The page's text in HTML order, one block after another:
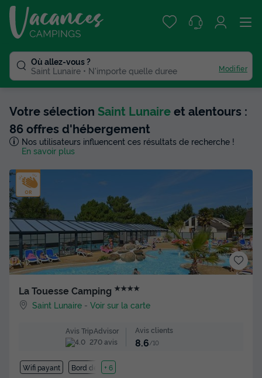
Où allez-vous ?
Saint Lunaire
N'importe quelle duree Modifier
Votre sélection Saint Lunaireet alentours :
86 offres d'hébergement
Nos utilisateurs influencent ces résultats de recherche !
En savoir plus
La Touesse Camping ★★★★
Saint Lunaire -Voir sur la carte
Avis TripAdvisor
270 avis
Avis clients
8.6/10
Wifi payant Bord de mer
+ 6